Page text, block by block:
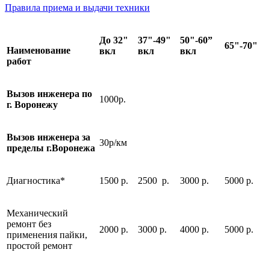
Правила приема и выдачи техники
Наименование
работ
До 32"
вкл
37"-49"
вкл
50"-60”
вкл
65"-70"
Вызов инженера по
г. Воронежу
1000р.
Вызов инженера за
пределы г.Воронежа
30р/км
Диагностика* 1500 р. 2500 р. 3000 р. 5000 р.
Механический
ремонт без
применения пайки,
простой ремонт
2000 р. 3000 р. 4000 р. 5000 р.